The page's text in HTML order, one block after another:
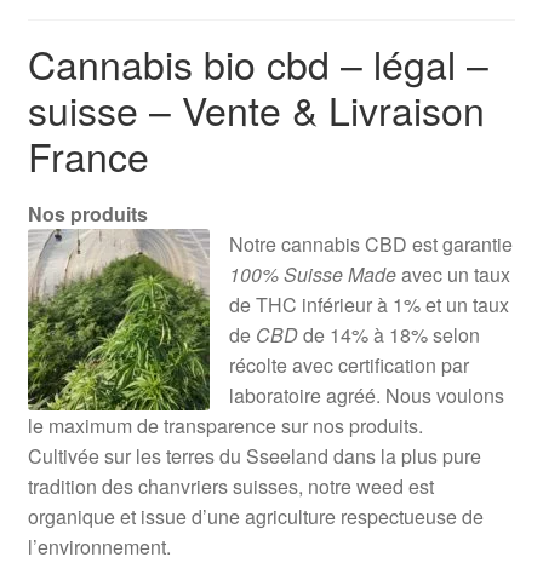
Cannabis bio cbd – légal –
suisse – Vente & Livraison
France
Nos produits
Notre cannabis CBD est garantie
100% Suisse Madeavec un taux
de THC inférieur à 1% et un taux
deCBDde 14% à 18% selon
récolte avec certification par
laboratoire agréé. Nous voulons
le maximum de transparence sur nos produits.
Cultivée sur les terres du Sseeland dans la plus pure
tradition des chanvriers suisses, notre weed est
organique et issue d’une agriculture respectueuse de
l’environnement.